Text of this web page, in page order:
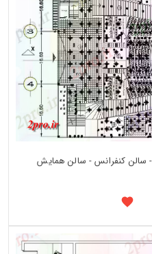
- سالن کنفرانس - سالن همایش